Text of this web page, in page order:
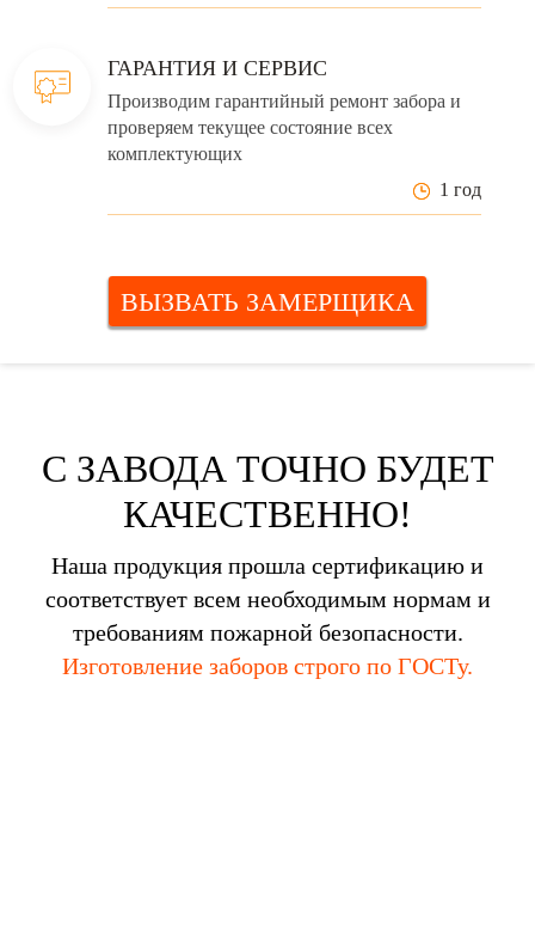
ГАРАНТИЯ И СЕРВИС
Производим гарантийный ремонт забора и
проверяем текущее состояние всех
комплектующих
1 год
ВЫЗВАТЬ ЗАМЕРЩИКА
С ЗАВОДА ТОЧНО БУДЕТ
КАЧЕСТВЕННО!
Наша продукция прошла сертификацию и
соответствует всем необходимым нормам и
требованиям пожарной безопасности.
Изготовление заборов строго по ГОСТу.